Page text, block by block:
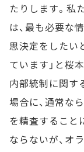
たりします。私
は、最も必要な
思決定をしたい
ています」と桜
内部統制に関す
場合に、通常な
を精査すること
ならないが、オ